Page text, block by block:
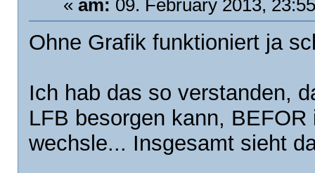
«am: 09. February 2013,
Ohne Grafik funktioniert ja
Ich hab das so verstanden,
LFB besorgen kann,
wechsle... Insgesamt sieht